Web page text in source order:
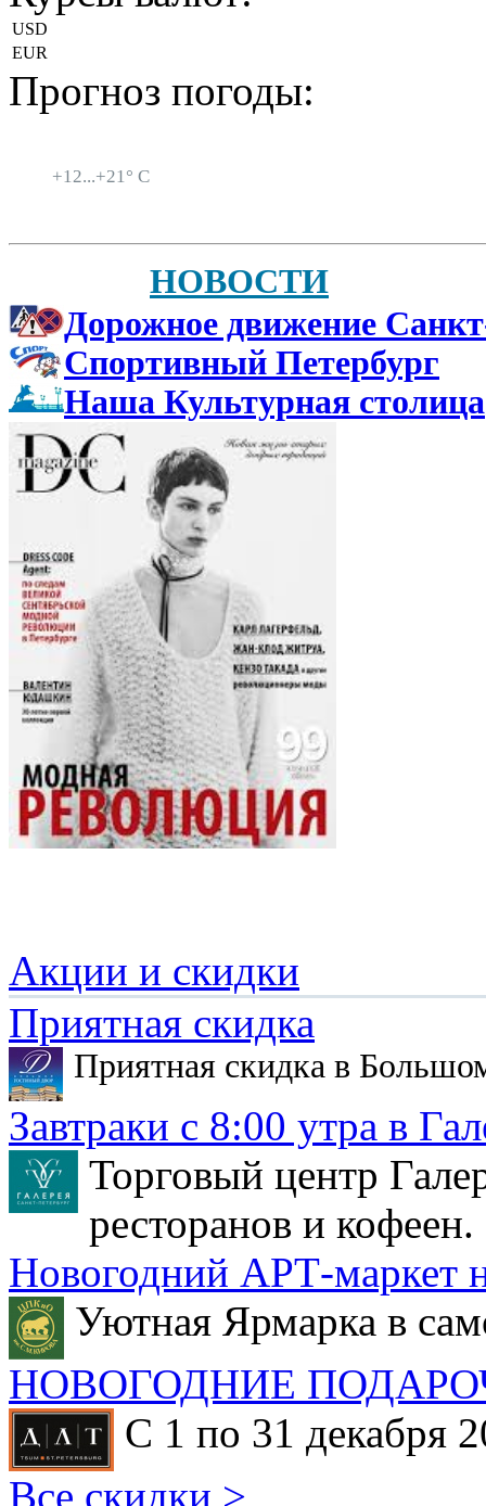
USD
EUR
Прогноз погоды:
+12...+21° C
НОВОСТИ
Дорожное движение
Спортивный Петербург
Наша Культурная столица
Акции и скидки
Приятная скидка
Приятная скидка в
Завтраки с 8:00 утра в
Торговый центр
ресторанов и кофеен.
Новогодний АРТ-маркет
Уютная Ярмарка в
НОВОГОДНИЕ
С 1 по 31 декабря
Все скидки >